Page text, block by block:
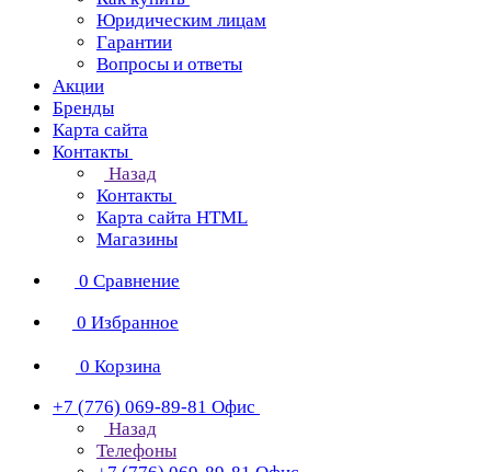
Юридическим лицам
Гарантии
Вопросы и ответы
Акции
Бренды
Карта сайта
Контакты
Назад
Контакты
Карта сайта HTML
Магазины
0 Сравнение
0 Избранное
0 Корзина
+7 (776) 069-89-81 Офис
Назад
Телефоны